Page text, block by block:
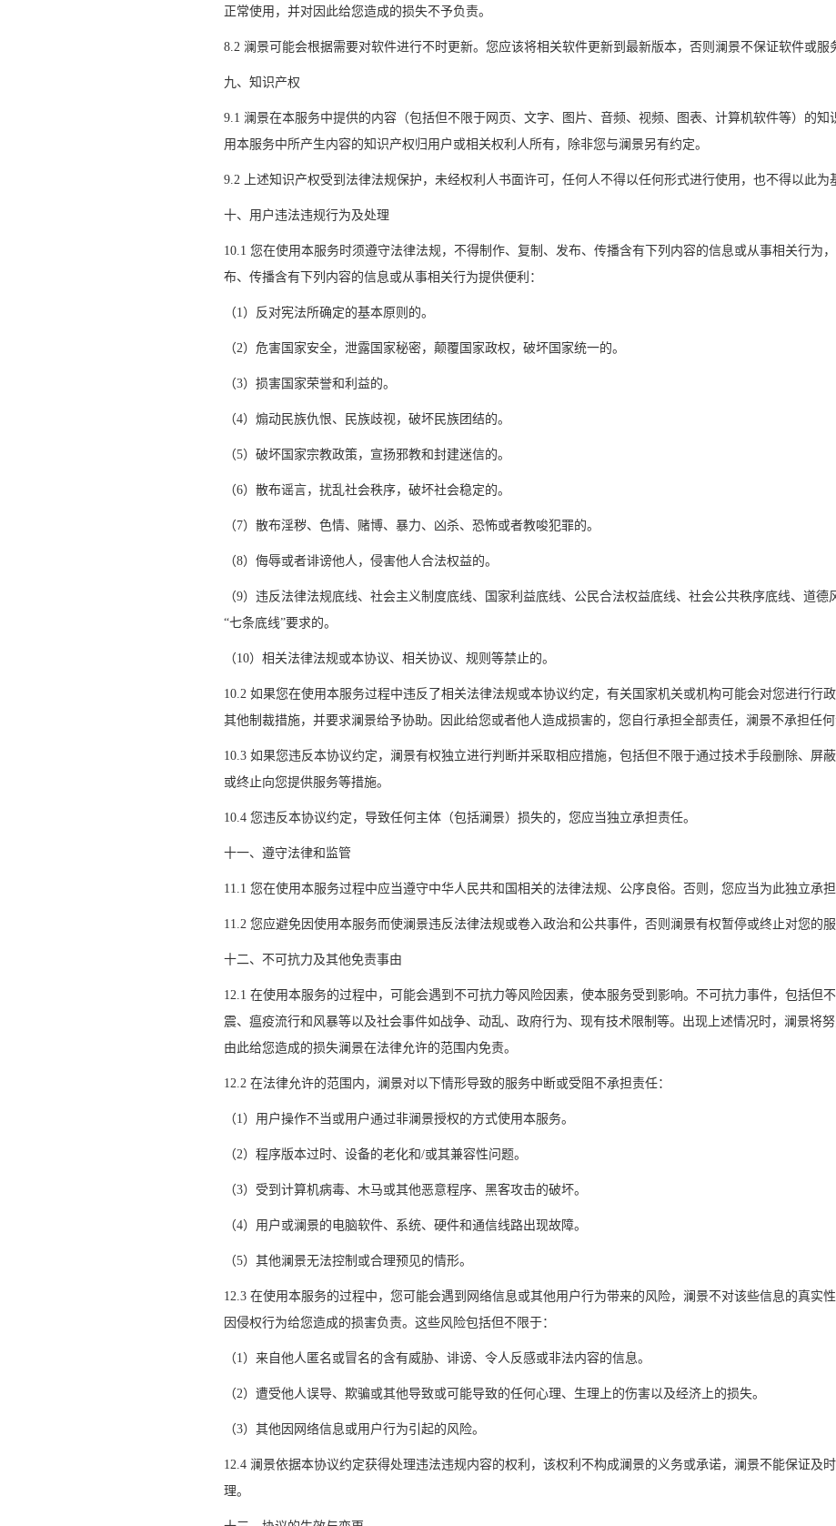
正常使用，并对因此给您造成的损失不予负责。
8.2 澜景可能会根据需要对软件进行不时更新。您应该将相关软件更新到最新版本，否则澜景不保证软件或服
九、知识产权
9.1 澜景在本服务中提供的内容（包括但不限于网页、文字、图片、音频、视频、图表、计算机软件等）的知
用本服务中所产生内容的知识产权归用户或相关权利人所有，除非您与澜景另有约定。
9.2 上述知识产权受到法律法规保护，未经权利人书面许可，任何人不得以任何形式进行使用，也不得以此为
十、用户违法违规行为及处理
10.1 您在使用本服务时须遵守法律法规，不得制作、复制、发布、传播含有下列内容的信息或从事相关行为
布、传播含有下列内容的信息或从事相关行为提供便利：
（1）反对宪法所确定的基本原则的。
（2）危害国家安全，泄露国家秘密，颠覆国家政权，破坏国家统一的。
（3）损害国家荣誉和利益的。
（4）煽动民族仇恨、民族歧视，破坏民族团结的。
（5）破坏国家宗教政策，宣扬邪教和封建迷信的。
（6）散布谣言，扰乱社会秩序，破坏社会稳定的。
（7）散布淫秽、色情、赌博、暴力、凶杀、恐怖或者教唆犯罪的。
（8）侮辱或者诽谤他人，侵害他人合法权益的。
（9）违反法律法规底线、社会主义制度底线、国家利益底线、公民合法权益底线、社会公共秩序底线、道德
“七条底线”要求的。
（10）相关法律法规或本协议、相关协议、规则等禁止的。
10.2 如果您在使用本服务过程中违反了相关法律法规或本协议约定，有关国家机关或机构可能会对您进行行
其他制裁措施，并要求澜景给予协助。因此给您或者他人造成损害的，您自行承担全部责任，澜景不承担任何
10.3 如果您违反本协议约定，澜景有权独立进行判断并采取相应措施，包括但不限于通过技术手段删除、屏
或终止向您提供服务等措施。
10.4 您违反本协议约定，导致任何主体（包括澜景）损失的，您应当独立承担责任。
十一、遵守法律和监管
11.1 您在使用本服务过程中应当遵守中华人民共和国相关的法律法规、公序良俗。否则，您应当为此独立承担
11.2 您应避免因使用本服务而使澜景违反法律法规或卷入政治和公共事件，否则澜景有权暂停或终止对您的服
十二、不可抗力及其他免责事由
12.1 在使用本服务的过程中，可能会遇到不可抗力等风险因素，使本服务受到影响。不可抗力事件，包括但
震、瘟疫流行和风暴等以及社会事件如战争、动乱、政府行为、现有技术限制等。出现上述情况时，澜景将
由此给您造成的损失澜景在法律允许的范围内免责。
12.2 在法律允许的范围内，澜景对以下情形导致的服务中断或受阻不承担责任：
（1）用户操作不当或用户通过非澜景授权的方式使用本服务。
（2）程序版本过时、设备的老化和/或其兼容性问题。
（3）受到计算机病毒、木马或其他恶意程序、黑客攻击的破坏。
（4）用户或澜景的电脑软件、系统、硬件和通信线路出现故障。
（5）其他澜景无法控制或合理预见的情形。
12.3 在使用本服务的过程中，您可能会遇到网络信息或其他用户行为带来的风险，澜景不对该些信息的真实
因侵权行为给您造成的损害负责。这些风险包括但不限于：
（1）来自他人匿名或冒名的含有威胁、诽谤、令人反感或非法内容的信息。
（2）遭受他人误导、欺骗或其他导致或可能导致的任何心理、生理上的伤害以及经济上的损失。
（3）其他因网络信息或用户行为引起的风险。
12.4 澜景依据本协议约定获得处理违法违规内容的权利，该权利不构成澜景的义务或承诺，澜景不能保证及
理。